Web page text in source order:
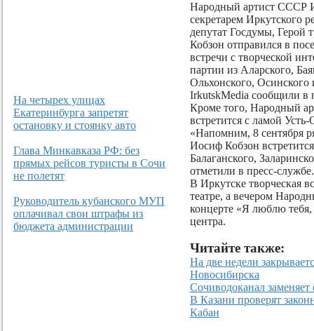
На четырех улицах
Екатеринбурга запретят
остановку и стоянку авто
Глава Минкавказа РФ: без
прямых рейсов туристы в Сочи
не полетят
Руководитель кубанского МУП
оплачивал свои штрафы из
бюджета администрации
Народный артист СССР
секретарем Иркутского
депутат Госдумы,
Кобзон отправился в
встречи с творческой
партии из Аларского,
Ольхонского,
IrkutskMedia сообщили в
Кроме того, Народный
встретится с ламой
«Напомним, 8 сентября
Иосиф Кобзон
Балаганского,
отметили в пресс-службе.
В Иркутске творческая
театре, а вечером
концерте «Я люблю
центра.
Читайте также:
На две недели
Новосибирска
Сочиводоканал
В Казани проверят
Кабан